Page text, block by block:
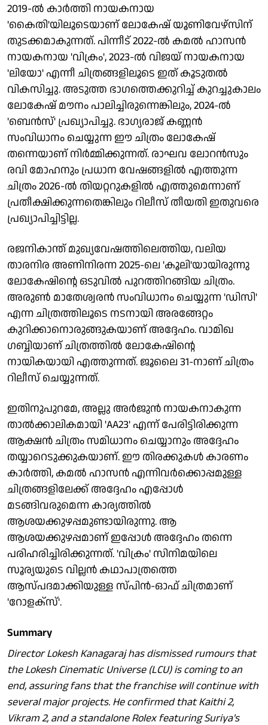
2019-ല്‍ കാര്‍ത്തി നായകനായ
'കൈതി'യിലൂടെയാണ് ലോകേഷ് യൂണിവേഴ്‌സിന്
തുടക്കമാകുന്നത്. പിന്നീട് 2022-ല്‍ കമല്‍ ഹാസന്‍
നായകനായ 'വിക്രം', 2023-ല്‍ വിജയ് നായകനായ
'ലിയോ' എന്നീ ചിത്രങ്ങളിലൂടെ ഇത് കൂടുതല്‍
വികസിച്ചു. അടുത്ത ഭാഗത്തെക്കുറിച്ച് കുറച്ചുകാലം
ലോകേഷ് മൗനം പാലിച്ചിരുന്നെങ്കിലും, 2024-ല്‍
'ബെന്‍സ്' പ്രഖ്യാപിച്ചു. ഭാഗ്യരാജ് കണ്ണന്‍
സംവിധാനം ചെയ്യുന്ന ഈ ചിത്രം ലോകേഷ്
തന്നെയാണ് നിര്‍മ്മിക്കുന്നത്. രാഘവ ലോറന്‍സും
രവി മോഹനും പ്രധാന വേഷങ്ങളില്‍ എത്തുന്ന
ചിത്രം 2026-ല്‍ തിയറ്ററുകളില്‍ എത്തുമെന്നാണ്
പ്രതീക്ഷിക്കുന്നതെങ്കിലും റിലീസ് തീയതി ഇതുവരെ
പ്രഖ്യാപിച്ചിട്ടില്ല.
രജനികാന്ത് മുഖ്യവേഷത്തിലെത്തിയ, വലിയ
താരനിര അണിനിരന്ന 2025-ലെ 'കൂലി'യായിരുന്നു
ലോകേഷിന്റെ ഒടുവില്‍ പുറത്തിറങ്ങിയ ചിത്രം.
അരുണ്‍ മാതേശ്വരന്‍ സംവിധാനം ചെയ്യുന്ന 'ഡിസി'
എന്ന ചിത്രത്തിലൂടെ നടനായി അരങ്ങേറ്റം
കുറിക്കാനൊരുങ്ങുകയാണ് അദ്ദേഹം. വാമിഖ
ഗബ്ബിയാണ് ചിത്രത്തില്‍ ലോകേഷിന്റെ
നായികയായി എത്തുന്നത്. ജൂലൈ 31-നാണ് ചിത്രം
റിലീസ് ചെയ്യുന്നത്.
ഇതിനുപുറമേ, അല്ലു അര്‍ജുന്‍ നായകനാകുന്ന
താല്‍ക്കാലികമായി 'AA23' എന്ന് പേരിട്ടിരിക്കുന്ന
ആക്ഷന്‍ ചിത്രം സമിധാനം ചെയ്യാനും അദ്ദേഹം
തയ്യാറെടുക്കുകയാണ്. ഈ തിരക്കുകള്‍ കാരണം
കാര്‍ത്തി, കമല്‍ ഹാസന്‍ എന്നിവര്‍ക്കൊപ്പമുള്ള
ചിത്രങ്ങളിലേക്ക് അദ്ദേഹം എപ്പോള്‍
മടങ്ങിവരുമെന്ന കാര്യത്തില്‍
ആശയക്കുഴപ്പമുണ്ടായിരുന്നു. ആ
ആശയക്കുഴപ്പമാണ് ഇപ്പോള്‍ അദ്ദേഹം തന്നെ
പരിഹരിച്ചിരിക്കുന്നത്. 'വിക്രം' സിനിമയിലെ
സൂര്യയുടെ വില്ലന്‍ കഥാപാത്രത്തെ
ആസ്പദമാക്കിയുള്ള സ്പിന്‍-ഓഫ് ചിത്രമാണ്
'റോളക്‌സ്'.
Summary
Director Lokesh Kanagaraj has dismissed rumours that
the Lokesh Cinematic Universe (LCU) is coming to an
end, assuring fans that the franchise will continue with
several major projects. He confirmed that Kaithi 2,
Vikram 2, and a standalone Rolex featuring Suriya's